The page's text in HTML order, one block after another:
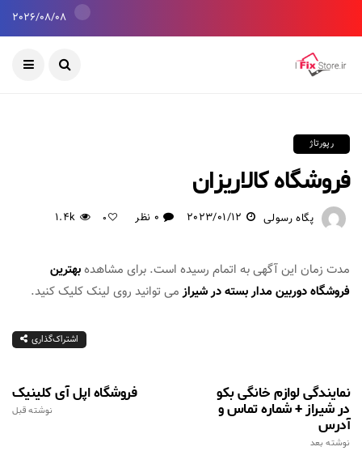
2026/08/08
رپورتاژ
فروشگاه کالاریزان
پگاه رسولی 2023/01/12 0 نظر 0
1.4k
مدت زمان این آگهی به اتمام رسیده است. برای مشاهدهبهترین
فروشگاه دوربین مدار بسته در شیرازمی توانید روی لینک کلیک کنید.
اشتراک‌گذاری
فروشگاه اپل آی کلینیک
نوشته قبل
نمایندگی لوازم خانگی بکو
در شیراز + شماره تماس و
آدرس
نوشته بعد